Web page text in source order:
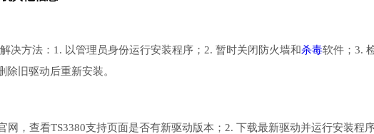
决方法：1. 以管理员身份运行安装程序；2. 暂时关闭防火墙和杀毒软件；3.
旧驱动后重新安装。
，查看TS3380支持页面是否有新驱动版本；2. 下载最新驱动并运行安装程序